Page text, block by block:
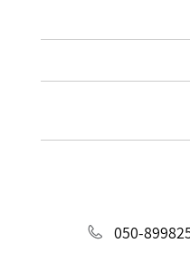
050-